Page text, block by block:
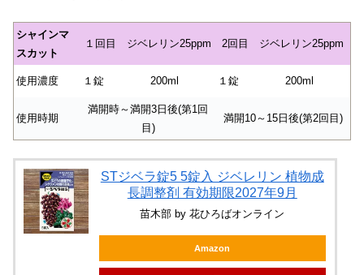
シャインマ
スカット
１回目 ジベレリン25ppm 2回目 ジベレリン25ppm
使用濃度 １錠 200ml １錠 200ml
使用時期
満開時～満開3日後(第1回
目)
満開10～15日後(第2回目)
STジベラ錠5 5錠入 ジベレリン 植物成
長調整剤 有効期限2027年9月
苗木部 by 花ひろばオンライン
Amazon